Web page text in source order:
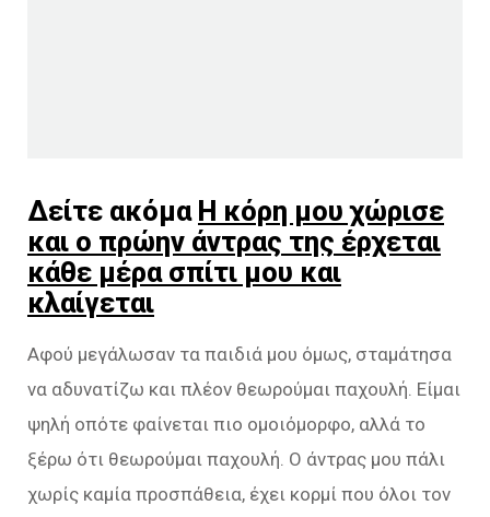
Δείτε ακόμα Η κόρη μου χώρισε
και ο πρώην άντρας της έρχεται
κάθε μέρα σπίτι μου και
κλαίγεται
Αφού μεγάλωσαν τα παιδιά μου όμως, σταμάτησα
να αδυνατίζω και πλέον θεωρούμαι παχουλή. Είμαι
ψηλή οπότε φαίνεται πιο ομοιόμορφο, αλλά το
ξέρω ότι θεωρούμαι παχουλή. Ο άντρας μου πάλι
χωρίς καμία προσπάθεια, έχει κορμί που όλοι τον